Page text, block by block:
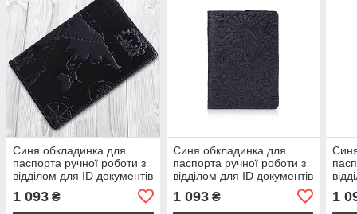
Синя обкладинка для
паспорта ручної роботи з
відділом для ID документів
1 093 ₴
Синя обкладинка для
паспорта ручної роботи з
відділом для ID документів
1 093₴ 1